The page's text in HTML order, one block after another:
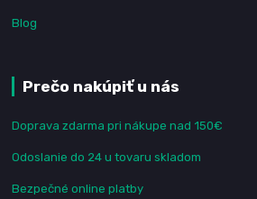
Blog
Prečo nakúpiť u nás
Doprava zdarma pri nákupe nad 150€
Odoslanie do 24 u tovaru skladom
Bezpečné online platby